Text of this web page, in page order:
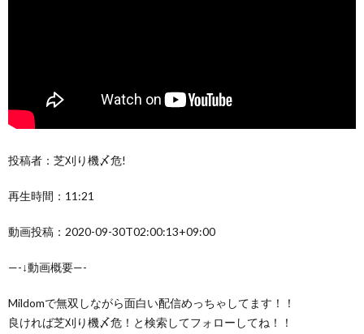
投稿者：芝刈り機〆危!
再生時間：11:21
動画投稿：2020-09-30T02:00:13+09:00
—-↓動画概要—-
Mildomで無双しながら面白い配信めっちゃしてます！！
良ければ芝刈り機〆危！と検索してフォローしてね！！